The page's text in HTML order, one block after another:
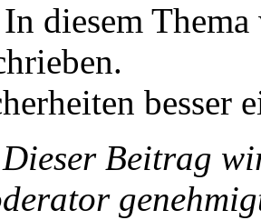
diesem
besser
Beitrag